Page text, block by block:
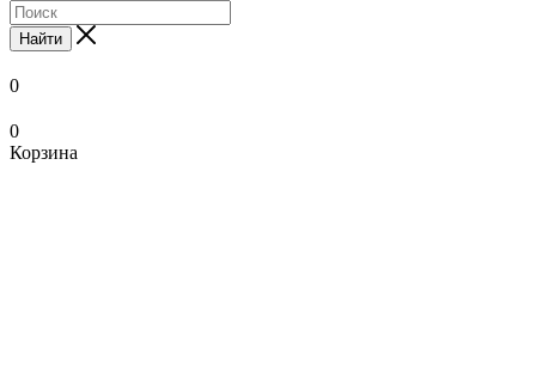
Найти
0
0
Корзина